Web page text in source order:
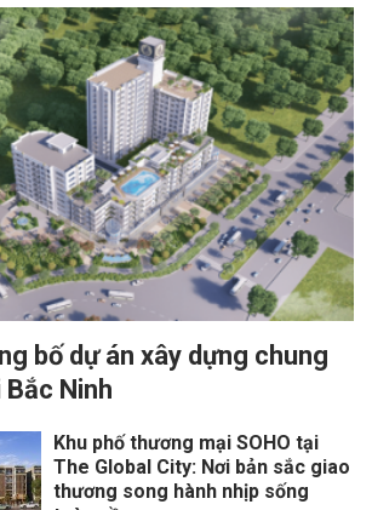
bố dự án xây dựng chung
Ninh
Khu phố thương mại SOHO tại
The Global City: Nơi bản sắc giao
thương song hành nhịp sống